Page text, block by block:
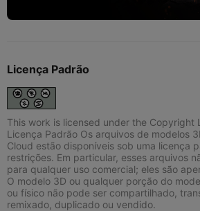
Licença Padrão
This work is licensed under the Copyright
Licença Padrão Os arquivos de modelos
Cloud estão disponíveis sob uma licença
restrições. Em particular, esses arquivos
para qualquer uso comercial; eles são
O modelo 3D ou qualquer porção do
ou físico não pode ser compartilhado,
remixado, duplicado ou vendido.